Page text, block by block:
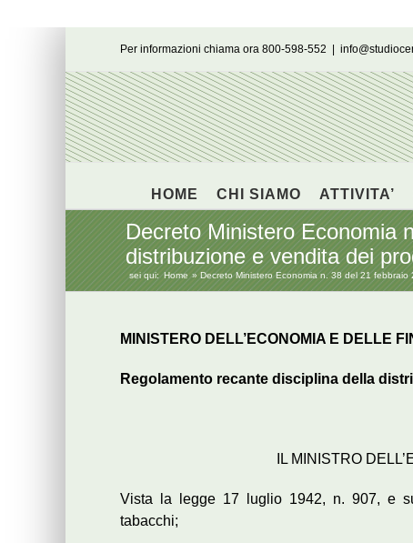
Per informazioni chiama ora 800-598-552
HOME CHI SIAMO ATTIVITA’
Decreto Ministero Economia
distribuzione e vendita dei
sei qui: Home Decreto Ministero Economia n. 38 del 21
MINISTERO DELL’ECONOMIA E DELLE
Regolamento recante disciplina della
IL MINISTRO
Vista la legge 17 luglio 1942, n. 907, e
tabacchi;